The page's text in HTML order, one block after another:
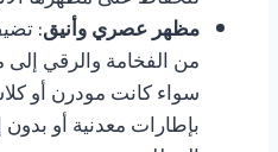
مظهر عصري وأنيق:
من الفخامة والرقي إلى
سواء كانت مودرن أو
بإطارات معدنية أو